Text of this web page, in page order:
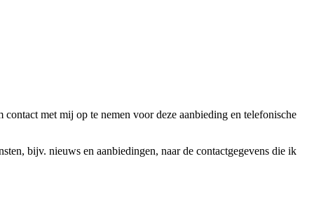
met mij op te nemen voor deze aanbieding en telefonische
bijv. nieuws en aanbiedingen, naar de contactgegevens die ik